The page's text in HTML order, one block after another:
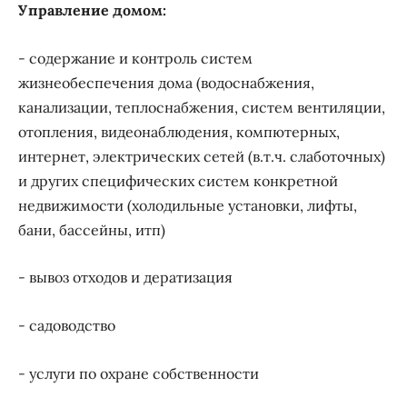
Управление домом:
- содержание и контроль систем
жизнеобеспечения дома (водоснабжения,
канализации, теплоснабжения, систем вентиляции,
отопления, видеонаблюдения, компютерных,
интернет, электрических сетей (в.т.ч. слаботочных)
и других специфических систем конкретной
недвижимости (холодильные установки, лифты,
бани, бассейны, итп)
- вывоз отходов и дератизация
- садоводство
- услуги по охране собственности